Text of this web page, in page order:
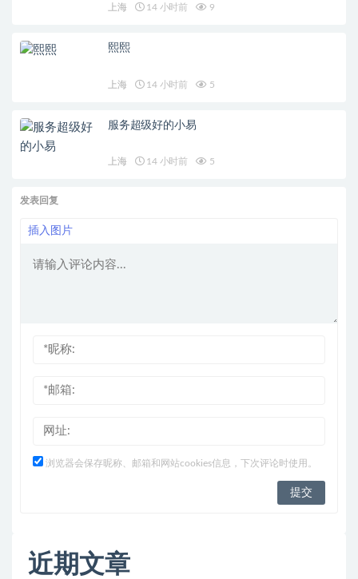
上海 14 小时前 9
熙熙
上海 14 小时前 5
服务超级好的小易
上海 14 小时前 5
发表回复
插入图片
浏览器会保存昵称、邮箱和网站cookies信息，下次评论时使用。
近期文章